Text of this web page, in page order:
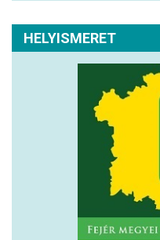
HELYISMERET